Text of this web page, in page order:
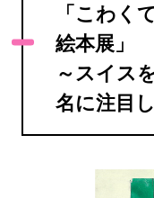
「こわく
絵本展」
～スイス
名に注目